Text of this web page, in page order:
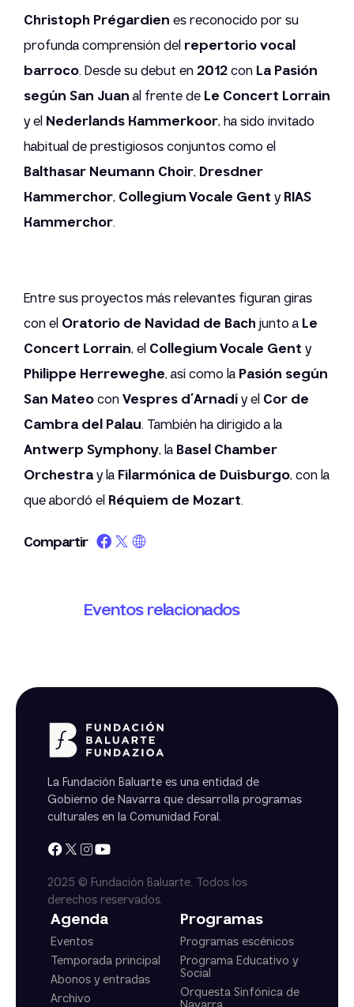
Eventos relacionados
Christoph Prégardien es reconocido por su
profunda comprensión del repertorio vocal
barroco. Desde su debut en2012con La Pasión
según San Juanal frente de Le Concert Lorrain
y el Nederlands Kammerkoor, ha sido invitado
habitual de prestigiosos conjuntos como el
Balthasar Neumann Choir, Dresdner
Kammerchor, Collegium Vocale Gent yRIAS
Kammerchor.
Entre sus proyectos más relevantes figuran giras
con el Oratorio de Navidad de Bach junto a Le
Concert Lorrain, el Collegium Vocale Gent y
Philippe Herreweghe, así como la Pasión según
San MateoconVespres d’Arnadíy el Cor de
Cambra del Palau. También ha dirigido a la
Antwerp Symphony, la Basel Chamber
Orchestray la Filarmónica de Duisburgo, con la
que abordó el Réquiem de Mozart.
Compartir
La Fundación Baluarte es una entidad de
Gobierno de Navarra que desarrolla programas
culturales en la Comunidad Foral.
2025 © Fundación Baluarte. Todos los
derechos reservados.
Agenda
Eventos
Temporada principal
Abonos y entradas
Archivo
Programas
Programas escénicos
Programa Educativo y
Social
Orquesta Sinfónica de